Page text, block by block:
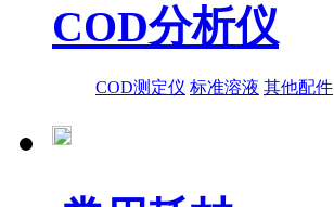
COD分析仪
COD测定仪 标准溶液 其他配件